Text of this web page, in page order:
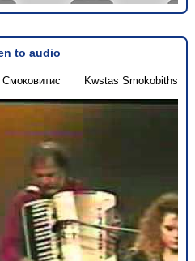
to audio
Смоковитис Kwstas Smokobiths